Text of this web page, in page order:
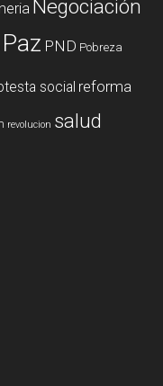
Negociación
Paz PND Pobreza
social reforma
revolucion salud